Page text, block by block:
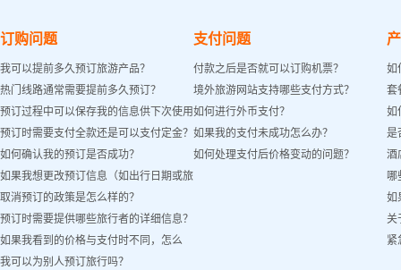
订购问题
我可以提前多久预订旅游产品？
热门线路通常需要提前多久预订？
预订过程中可以保存我的信息供下次使用
吗？
预订时需要支付全款还是可以支付定金？
如何确认我的预订是否成功？
如果我想更改预订信息（如出行日期或旅
客姓名）怎么办？
取消预订的政策是怎么样的？
预订时需要提供哪些旅行者的详细信息？
如果我看到的价格与支付时不同，怎么
办？
我可以为别人预订旅行吗？
支付问题
付款之后是否就可以订购机票？
境外旅游网站支持哪些支付方式？
如何进行外币支付？
如果我的支付未成功怎么办？
如何处理支付后价格变动的问题？
如
套
如
是
酒
哪
如
关
紧